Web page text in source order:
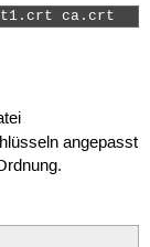
ca.crt
angepasst